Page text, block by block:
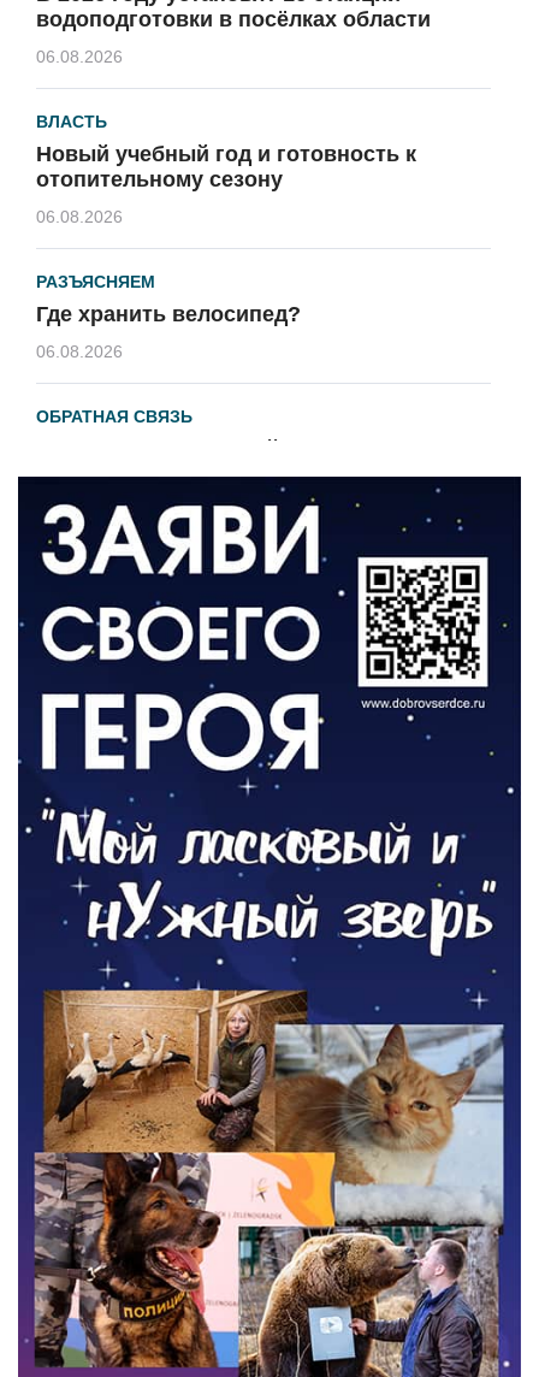
водоподготовки в посёлках области
06.08.2026
ВЛАСТЬ
Новый учебный год и готовность к
отопительному сезону
06.08.2026
РАЗЪЯСНЯЕМ
Где хранить велосипед?
06.08.2026
ОБРАТНАЯ СВЯЗЬ
Администрация онлайн
ВЛАСТЬ
День памяти и «Симфония народов»
06.08.2026
Новый настил на экотропе
05.08.2026